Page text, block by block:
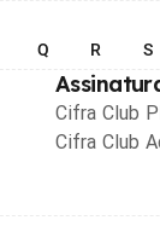
Q R S
Cifra Club
Cifra Club